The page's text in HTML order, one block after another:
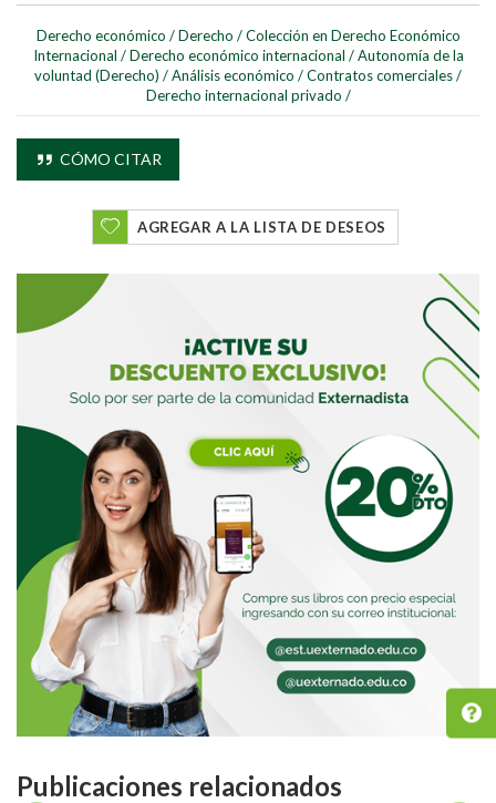
Derecho económico / Derecho / Colección en Derecho Económico
Internacional / Derecho económico internacional / Autonomía de la
voluntad (Derecho) /Análisis económico /Contratos comerciales/
Derecho internacional privado /
CÓMO CITAR
AGREGAR A LA LISTA DE DESEOS
Publicaciones relacionados